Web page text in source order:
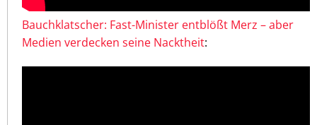
Bauchklatscher: Fast-Minister entblößt Merz – aber
Medien verdecken seine Nacktheit: